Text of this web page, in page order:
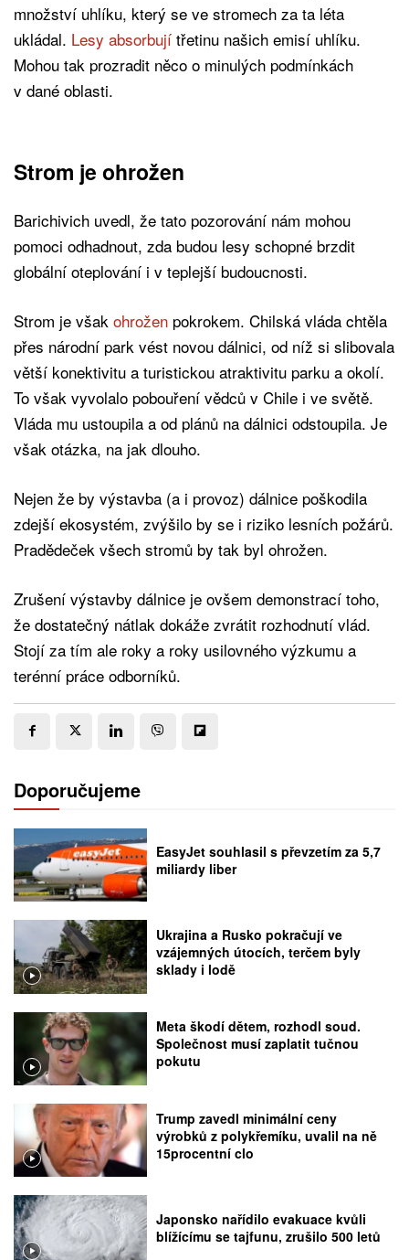
množství uhlíku, který se ve stromech za ta léta
ukládal. Lesy absorbují třetinu našich emisí uhlíku.
Mohou tak prozradit něco o minulých podmínkách
v dané oblasti.
Strom je ohrožen
Barichivich uvedl, že tato pozorování nám mohou
pomoci odhadnout, zda budou lesy schopné brzdit
globální oteplování i v teplejší budoucnosti.
Strom je však ohrožen pokrokem. Chilská vláda chtěla
přes národní park vést novou dálnici, od níž si slibovala
větší konektivitu a turistickou atraktivitu parku a okolí.
To však vyvolalo pobouření vědců v Chile i ve světě.
Vláda mu ustoupila a od plánů na dálnici odstoupila. Je
však otázka, na jak dlouho.
Nejen že by výstavba (a i provoz) dálnice poškodila
zdejší ekosystém, zvýšilo by se i riziko lesních požárů.
Pradědeček všech stromů by tak byl ohrožen.
Zrušení výstavby dálnice je ovšem demonstrací toho,
že dostatečný nátlak dokáže zvrátit rozhodnutí vlád.
Stojí za tím ale roky a roky usilovného výzkumu a
terénní práce odborníků.
Doporučujeme
EasyJet souhlasil s převzetím za 5,7
miliardy liber
Ukrajina a Rusko pokračují ve
vzájemných útocích, terčem byly
sklady i lodě
Meta škodí dětem, rozhodl soud.
Společnost musí zaplatit tučnou
pokutu
Trump zavedl minimální ceny
výrobků z polykřemíku, uvalil na ně
15procentní clo
Japonsko nařídilo evakuace kvůli
blížícímu se tajfunu, zrušilo 500 letů